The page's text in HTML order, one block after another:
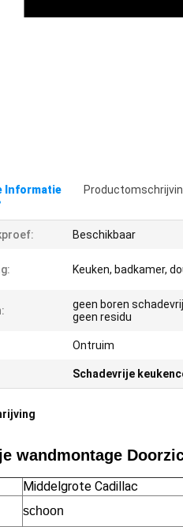
Informatie
Beschikbaar
Keuken, badkamer,
geen boren
geen residu
Ontruim
Schadevrije
wandmontage
Middelgrote Cadillac
schoon